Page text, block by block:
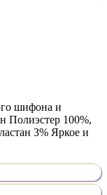
шифона и
Полиэстер 100%,
3% Яркое и